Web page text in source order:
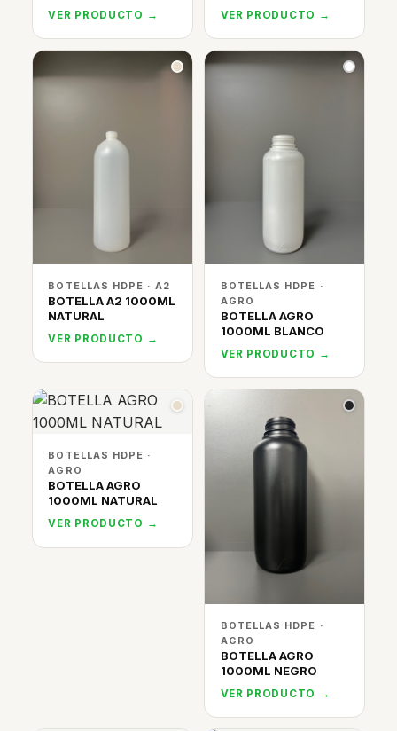
VER PRODUCTO → VER PRODUCTO →
BOTELLAS HDPE · A2
BOTELLA A2 1000ML
NATURAL
VER PRODUCTO →
BOTELLAS HDPE ·
AGRO
BOTELLA AGRO
1000ML BLANCO
VER PRODUCTO →
BOTELLAS HDPE ·
AGRO
BOTELLA AGRO
1000ML NATURAL
VER PRODUCTO →
BOTELLAS HDPE ·
AGRO
BOTELLA AGRO
1000ML NEGRO
VER PRODUCTO →